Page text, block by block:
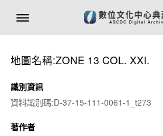
地圖名稱:ZONE 13 COL. XXI.
識別資訊
資料識別碼:D-37-15-111-0061-1_t273
著作者